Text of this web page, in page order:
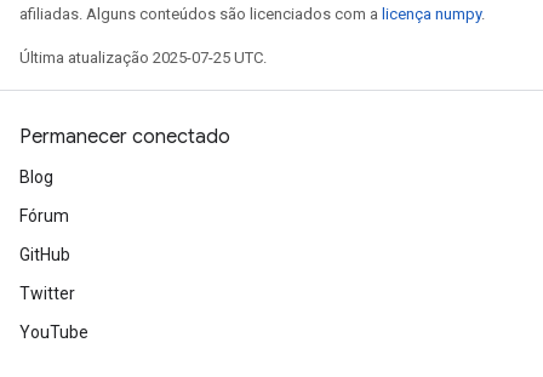
afiliadas. Alguns conteúdos são licenciados com a licença numpy.
Última atualização 2025-07-25 UTC.
Permanecer conectado
Blog
Fórum
GitHub
Twitter
YouTube